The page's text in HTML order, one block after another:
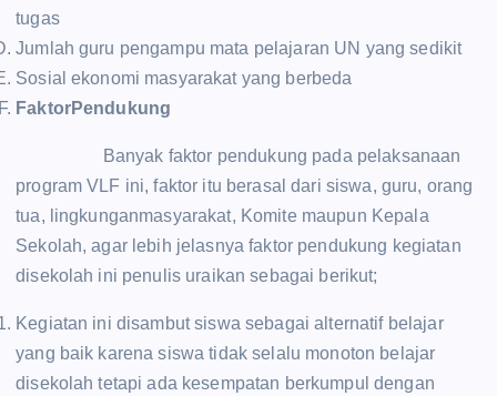
tugas
Jumlah guru pengampu mata pelajaran UN yang sedikit
Sosial ekonomi masyarakat yang berbeda
FaktorPendukung
Banyak faktor pendukung pada pelaksanaan
program VLF ini, faktor itu berasal dari siswa, guru, orang
tua, lingkunganmasyarakat, Komite maupun Kepala
Sekolah, agar lebih jelasnya faktor pendukung kegiatan
disekolah ini penulis uraikan sebagai berikut;
Kegiatan ini disambut siswa sebagai alternatif belajar
yang baik karena siswa tidak selalu monoton belajar
disekolah tetapi ada kesempatan berkumpul dengan